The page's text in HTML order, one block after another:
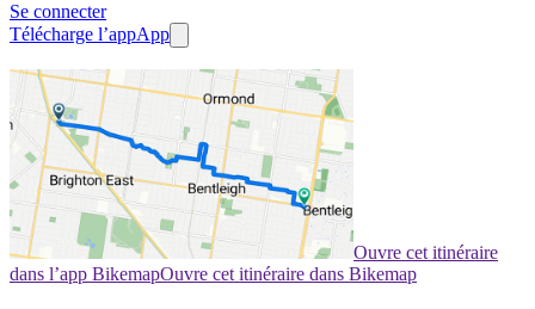
Se connecter
Télécharge l’appApp
Ouvre cet itinéraire
dans l’app BikemapOuvre cet itinéraire dans Bikemap